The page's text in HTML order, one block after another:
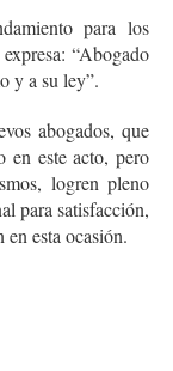
para los
“Abogado
y a su ley”.
abogados, que
en este acto, pero
logren pleno
para satisfacción,
esta ocasión.